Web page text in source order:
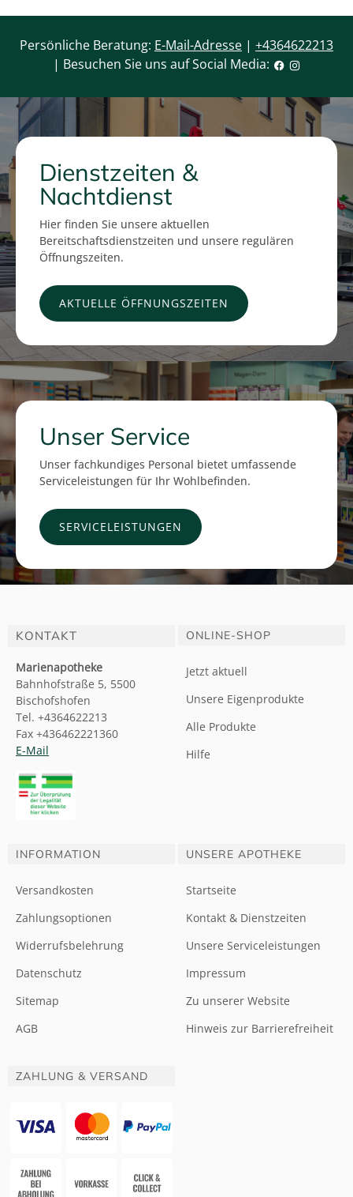
Persönliche Beratung: E-Mail-Adresse | +4364622213
| Besuchen Sie uns auf Social Media:
Dienstzeiten &
Nachtdienst
Hier finden Sie unsere aktuellen
Bereitschaftsdienstzeiten und unsere regulären
Öffnungszeiten.
AKTUELLE ÖFFNUNGSZEITEN
Unser Service
Unser fachkundiges Personal bietet umfassende
Serviceleistungen für Ihr Wohlbefinden.
SERVICELEISTUNGEN
KONTAKT
Marienapotheke
Bahnhofstraße 5, 5500
Bischofshofen
Tel. +4364622213
Fax +436462221360
E-Mail
ONLINE-SHOP
Jetzt aktuell
Unsere Eigenprodukte
Alle Produkte
Hilfe
INFORMATION
Versandkosten
Zahlungsoptionen
Widerrufsbelehrung
Datenschutz
Sitemap
AGB
UNSERE APOTHEKE
Startseite
Kontakt & Dienstzeiten
Unsere Serviceleistungen
Impressum
Zu unserer Website
Hinweis zur Barrierefreiheit
ZAHLUNG & VERSAND